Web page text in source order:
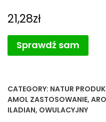
21,28zł
Sprawdź sam
CATEGORY: NATUR
AMOL ZASTOSOWANIE,
ILADIAN, OWULACYJNY